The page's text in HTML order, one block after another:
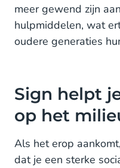
meer gewend zijn
hulpmiddelen, wat
oudere generaties
Sign helpt
op het
Als het erop
dat je een sterke